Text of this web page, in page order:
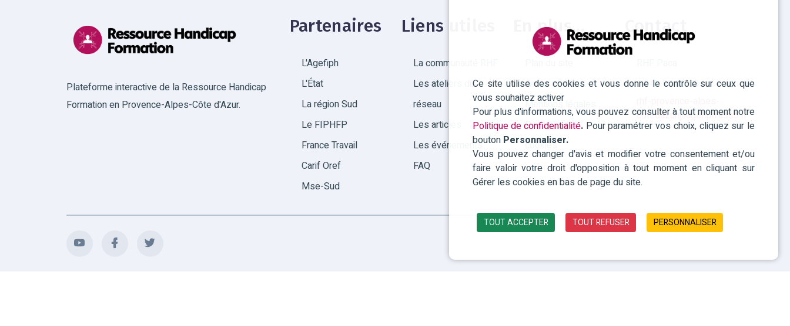
Ce site utilise des cookies et vous donne le contrôle sur ceux que
vous souhaitez activer
Pour plus d'informations, vous pouvez consulter à tout moment notre
Politique de confidentialité. Pour paramétrer vos choix, cliquez sur le
bouton Personnaliser.
Vous pouvez changer d'avis et modifier votre consentement et/ou
faire valoir votre droit d'opposition à tout moment en cliquant sur
Gérer les cookies en bas de page du site.
TOUT ACCEPTER TOUT REFUSER PERSONNALISER
Plateforme interactive de la Ressource Handicap
Formation en Provence-Alpes-Côte d'Azur.
Partenaires
L'Agefiph
L'État
La région Sud
Le FIPHFP
France Travail
Carif Oref
Mse-Sud
Liens utiles
La communauté RHF
Les ateliers du
réseau
Les articles
Les événements
FAQ
En plus...
Accessibilité
Mentions légales
Politique des
cookies
Contact
04 42 93 15 50
cotedazur@agefiph.asso.fr